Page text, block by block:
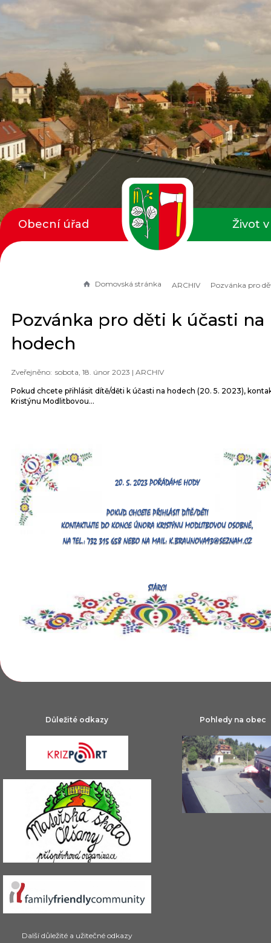
Domovská stránka ARCHIV
Pozvánka pro děti k účasti na
hodech
sobota, 18. únor 2023 | ARCHIV
Pokud chcete přihlásit dítě/děti k účasti na hodech (20. 5. 2023),
Kristýnu Modlitbovou...
Obecní úřad Život
Důležité odkazy
Další důležité a užitečné odkazy
Pohledy na obec